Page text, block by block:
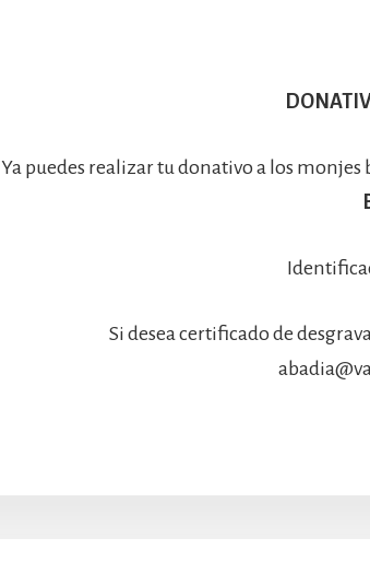
Ya puedes realizar tu donativo a los
Si desea certificado de